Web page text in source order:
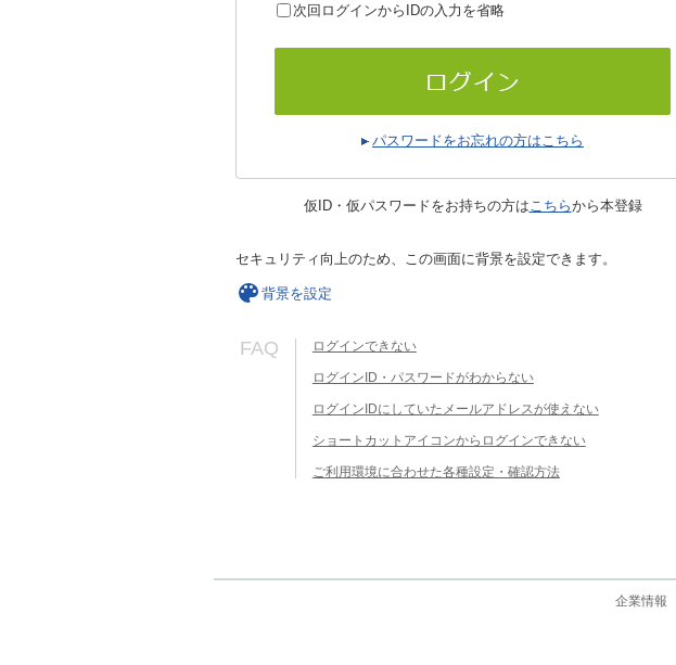
次回ログインからIDの入力を省略
パスワードをお忘れの方はこちら
仮ID・仮パスワードをお持ちの方はこちらから本登録
セキュリティ向上のため、この画面に背景を設定できます。
背景を設定
FAQ ログインできない
ログインID・パスワードがわからない
ログインIDにしていたメールアドレスが使えない
ショートカットアイコンからログインできない
ご利用環境に合わせた各種設定・確認方法
企業情報